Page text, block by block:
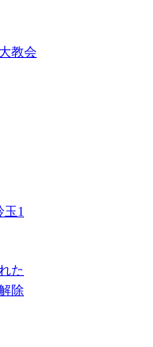
教会
1
た
除